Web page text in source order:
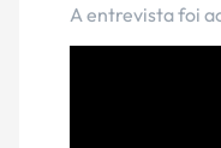
A entrevista foi